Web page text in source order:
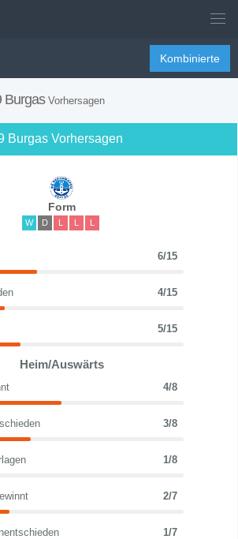
Kombinierte
BurgasVorhersagen
Burgas Vorhersagen
Form
W D L L L
6/15
4/15
5/15
Heim/Auswärts
4/8
3/8
1/8
2/7
1/7